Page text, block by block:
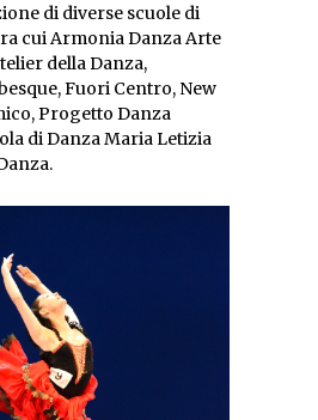
di diverse scuole di
cui Armonia Danza Arte
della Danza,
Fuori Centro, New
Progetto Danza
di Danza Maria Letizia